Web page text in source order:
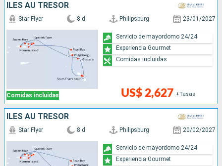
ÎLES AU TRÉSOR
Comidas incluidas
Star Flyer 8 d Philipsburg 23/01/2027
US$ 2,627 +Tasas
Servicio de mayordomo 24/24
Experiencia Gourmet
Comidas incluidas
ÎLES AU TRÉSOR
Star Flyer 8 d Philipsburg 20/02/2027
Servicio de mayordomo 24/24
Experiencia Gourmet